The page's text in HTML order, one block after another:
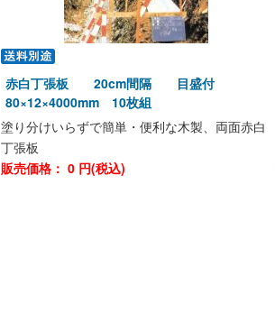
赤白丁張板 20cm間隔 目盛付
80×12×4000mm 10枚組
塗り分けいらずで簡単・便利な木製、両面赤白
丁張板
販売価格： 0 円(税込)